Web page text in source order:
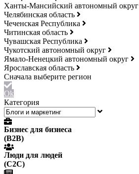
Ханты-Мансийский автономный округ
Челябинская область
Чеченская Республика
Читинская область
Чувашская Республика
Чукотский автономный округ
Ямало-Ненецкий автономный округ
Ярославская область
Ok
Категория
Бизнес для бизнеса
(B2B)
Люди для людей
(С2С)